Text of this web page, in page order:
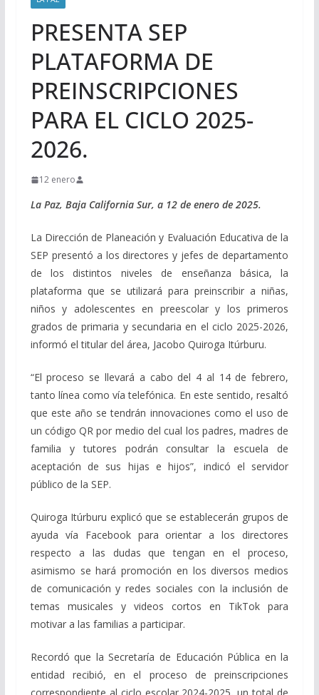
PRESENTA SEP
PLATAFORMA DE
PREINSCRIPCIONES
PARA EL CICLO 2025-
2026.
12 enero
La Paz, Baja California Sur, a 12 de enero de 2025.
La Dirección de Planeación y Evaluación Educativa de la
SEP presentó a los directores y jefes de departamento
de los distintos niveles de enseñanza básica, la
plataforma que se utilizará para preinscribir a niñas,
niños y adolescentes en preescolar y los primeros
grados de primaria y secundaria en el ciclo 2025-2026,
informó el titular del área, Jacobo Quiroga Itúrburu.
“El proceso se llevará a cabo del 4 al 14 de febrero,
tanto línea como vía telefónica. En este sentido, resaltó
que este año se tendrán innovaciones como el uso de
un código QR por medio del cual los padres, madres de
familia y tutores podrán consultar la escuela de
aceptación de sus hijas e hijos”, indicó el servidor
público de la SEP.
Quiroga Itúrburu explicó que se establecerán grupos de
ayuda vía Facebook para orientar a los directores
respecto a las dudas que tengan en el proceso,
asimismo se hará promoción en los diversos medios
de comunicación y redes sociales con la inclusión de
temas musicales y videos cortos en TikTok para
motivar a las familias a participar.
Recordó que la Secretaría de Educación Pública en la
entidad recibió, en el proceso de preinscripciones